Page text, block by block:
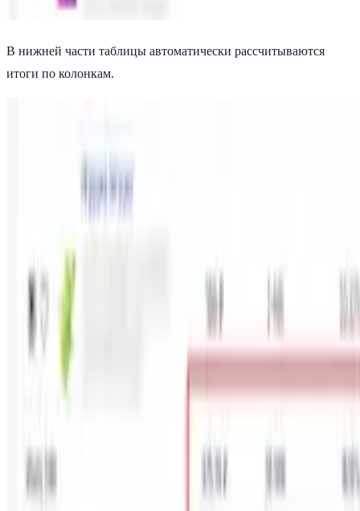
В нижней части таблицы автоматически рассчитываются
итоги по колонкам.